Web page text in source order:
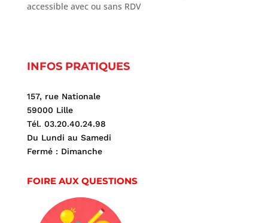
accessible avec ou sans RDV
INFOS PRATIQUES
157, rue Nationale
59000 Lille
Tél. 03.20.40.24.98
Du Lundi au Samedi
Fermé : Dimanche
FOIRE AUX QUESTIONS